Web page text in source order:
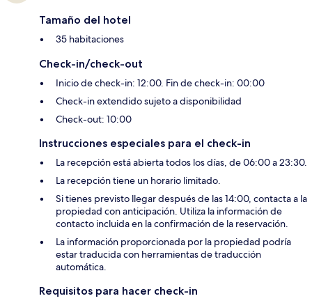
Tamaño del hotel
35 habitaciones
Check-in/check-out
Inicio de check-in: 12:00. Fin de check-in: 00:00
Check-in extendido sujeto a disponibilidad
Check-out: 10:00
Instrucciones especiales para el check-in
La recepción está abierta todos los días, de 06:00 a 23:30.
La recepción tiene un horario limitado.
Si tienes previsto llegar después de las 14:00, contacta a la
propiedad con anticipación. Utiliza la información de
contacto incluida en la confirmación de la reservación.
La información proporcionada por la propiedad podría
estar traducida con herramientas de traducción
automática.
Requisitos para hacer check-in